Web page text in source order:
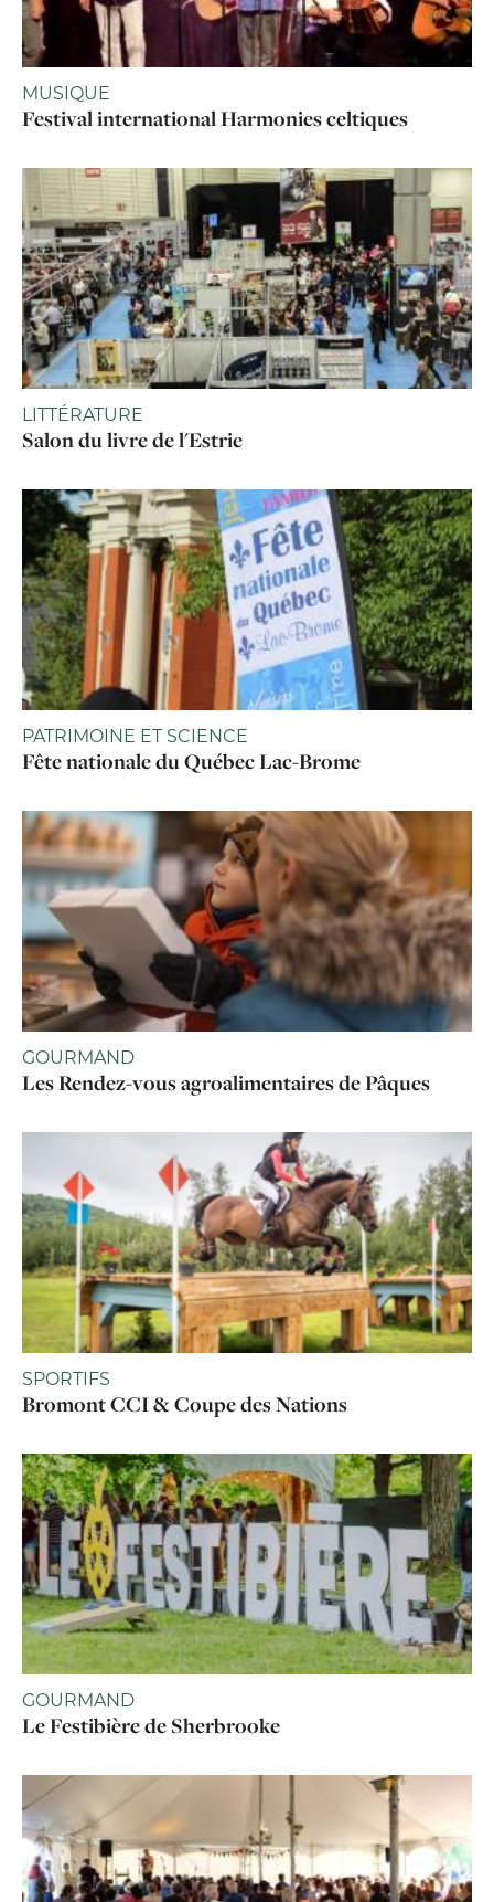
MUSIQUE
Festival international Harmonies celtiques
LITTÉRATURE
Salon du livre de l'Estrie
PATRIMOINE ET SCIENCE
Fête nationale du Québec Lac-Brome
GOURMAND
Les Rendez-vous agroalimentaires de Pâques
SPORTIFS
Bromont CCI & Coupe des Nations
GOURMAND
Le Festibière de Sherbrooke